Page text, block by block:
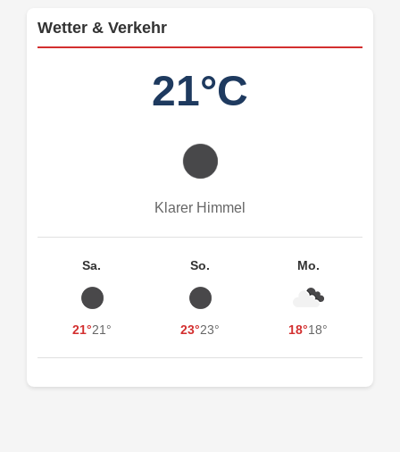
Wetter & Verkehr
21°C
Klarer Himmel
Sa.
21°21°
So.
23°23°
Mo.
18°18°